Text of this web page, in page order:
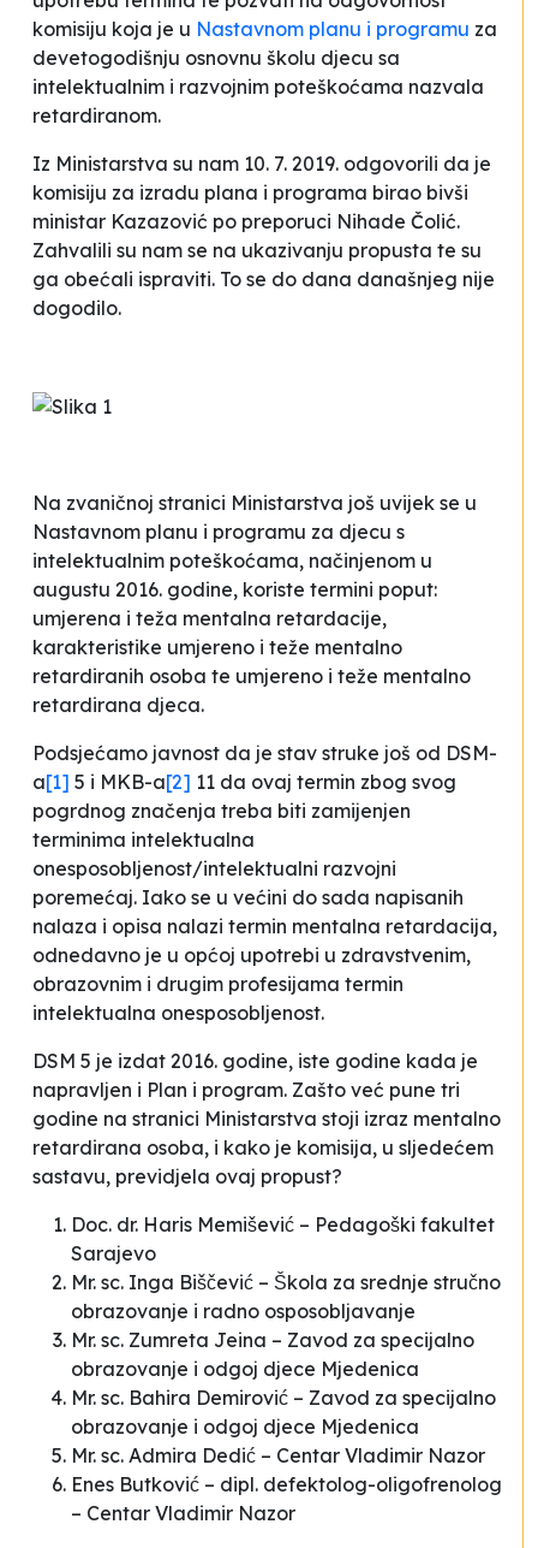
komisiju koja je u Nastavnom planu i programu za
devetogodišnju osnovnu školu djecu sa
intelektualnim i razvojnim poteškoćama nazvala
retardiranom.
Iz Ministarstva su nam 10. 7. 2019. odgovorili da je
komisiju za izradu plana i programa birao bivši
ministar Kazazović po preporuci Nihade Čolić.
Zahvalili su nam se na ukazivanju propusta te su
ga obećali ispraviti. To se do dana današnjeg nije
dogodilo.
Na zvaničnoj stranici Ministarstva još uvijek se u
Nastavnom planu i programu za djecu s
intelektualnim poteškoćama, načinjenom u
augustu 2016. godine, koriste termini poput:
umjerena i teža mentalna retardacije,
karakteristike umjereno i teže mentalno
retardiranih osoba te umjereno i teže mentalno
retardirana djeca.
Podsjećamo javnost da je stav struke još od DSM-
a[1] 5 i MKB-a[2] 11 da ovaj termin zbog svog
pogrdnog značenja treba biti zamijenjen
terminima intelektualna
onesposobljenost/intelektualni razvojni
poremećaj. Iako se u većini do sada napisanih
nalaza i opisa nalazi termin mentalna retardacija,
odnedavno je u općoj upotrebi u zdravstvenim,
obrazovnim i drugim profesijama termin
intelektualna onesposobljenost.
DSM 5 je izdat 2016. godine, iste godine kada je
napravljen i Plan i program. Zašto već pune tri
godine na stranici Ministarstva stoji izraz mentalno
retardirana osoba, i kako je komisija, u sljedećem
sastavu, previdjela ovaj propust?
Doc. dr. Haris Memišević – Pedagoški fakultet
Sarajevo
Mr. sc. Inga Biščević – Škola za srednje stručno
obrazovanje i radno osposobljavanje
Mr. sc. Zumreta Jeina – Zavod za specijalno
obrazovanje i odgoj djece Mjedenica
Mr. sc. Bahira Demirović – Zavod za specijalno
obrazovanje i odgoj djece Mjedenica
Mr. sc. Admira Dedić – Centar Vladimir Nazor
Enes Butković – dipl. defektolog-oligofrenolog
– Centar Vladimir Nazor